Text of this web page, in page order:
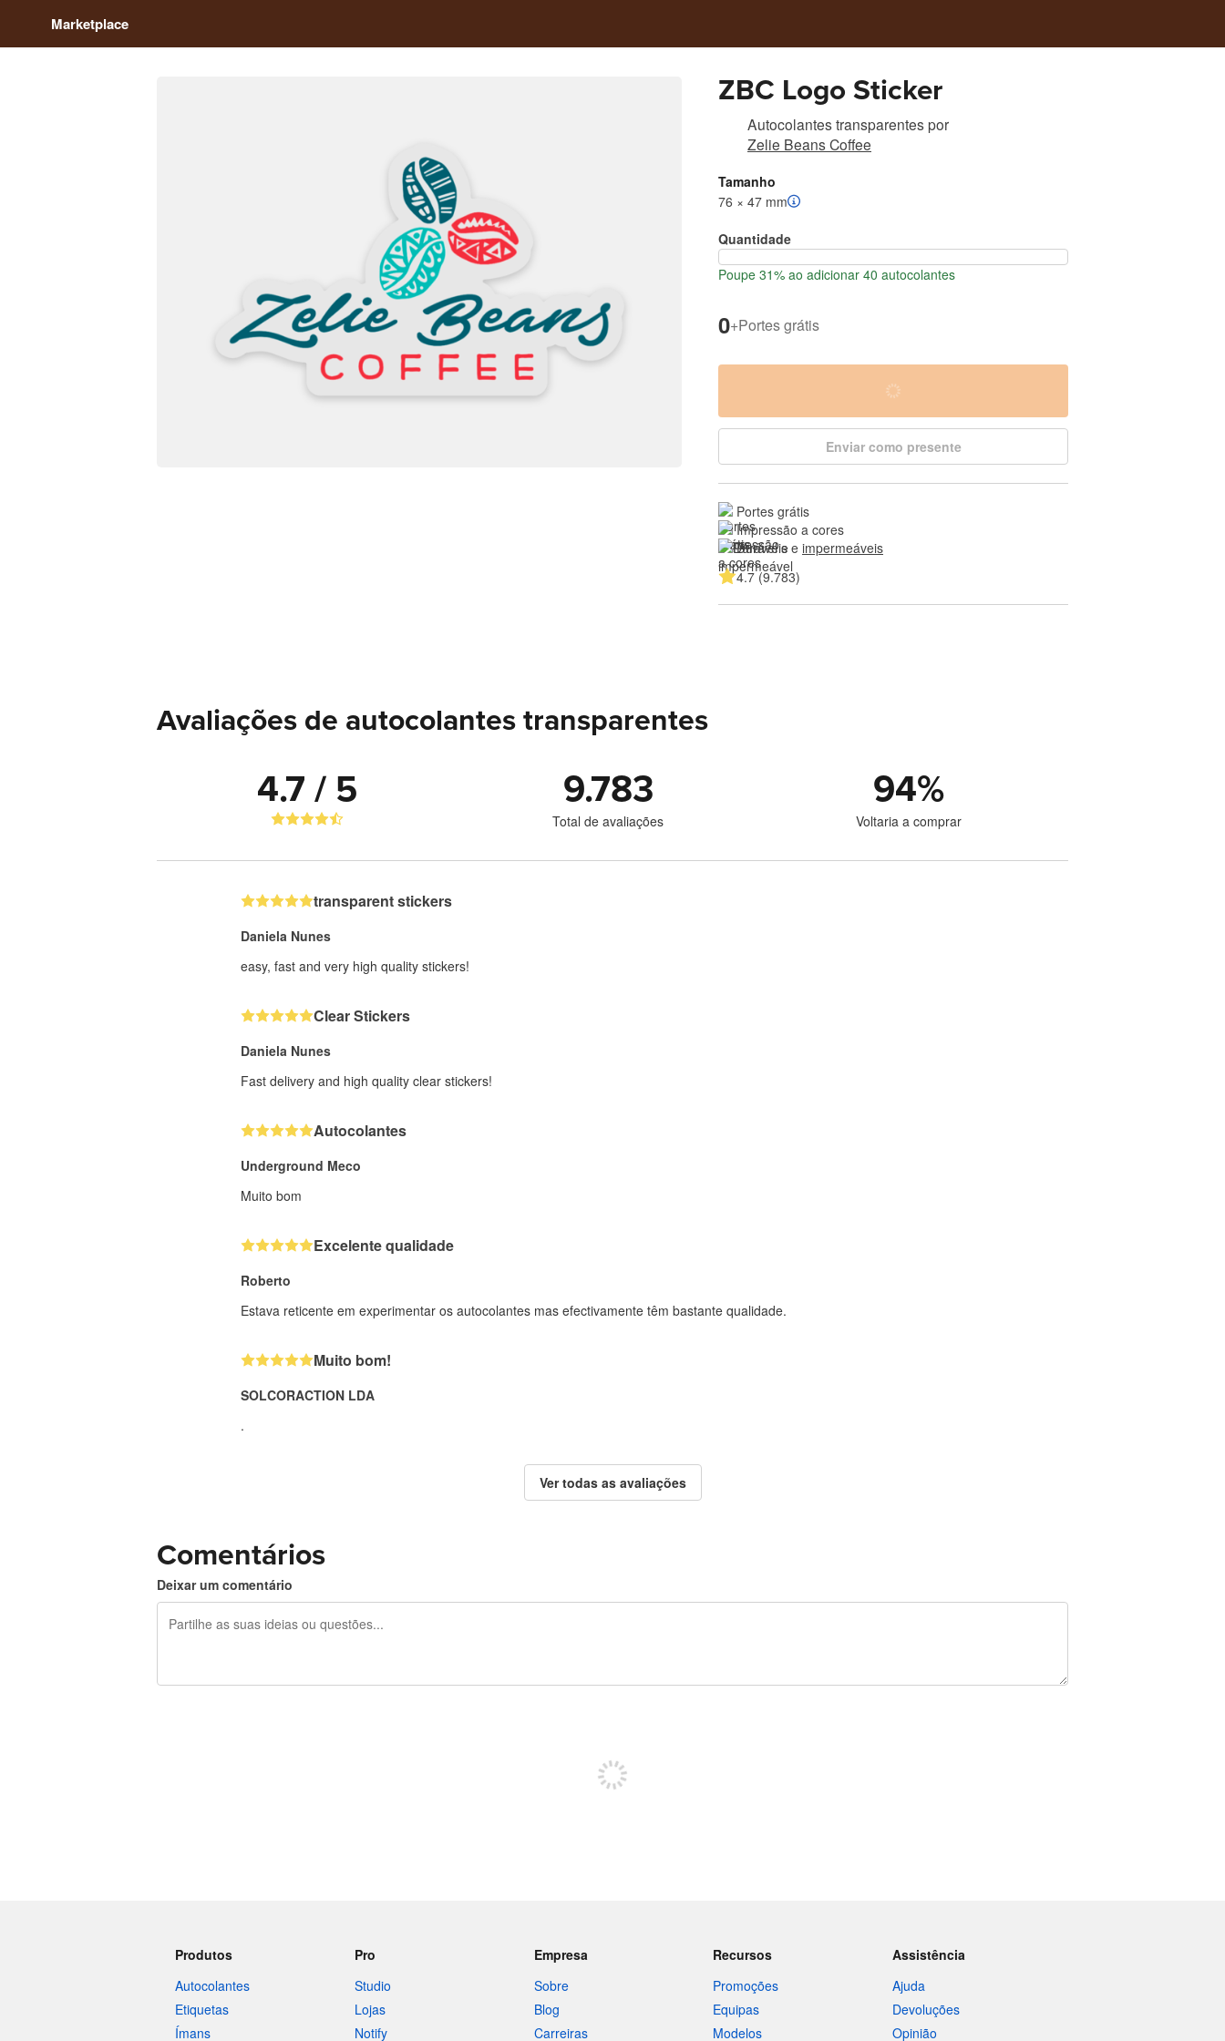
Marketplace
ZBC Logo Sticker
Autocolantes transparentespor
Zelie Beans Coffee
Tamanho
76 × 47 mm
Quantidade
Poupe 31% ao adicionar 40 autocolantes
0+Portes grátis
Enviar como presente
Portes grátis
Impressão a cores
Duráveis e impermeáveis
4.7 (9.783)
Avaliações de autocolantes transparentes
4.7 / 5 9.783
Total de avaliações
94%
Voltaria a comprar
transparent stickers
Daniela Nunes
easy, fast and very high quality stickers!
Clear Stickers
Daniela Nunes
Fast delivery and high quality clear stickers!
Autocolantes
Underground Meco
Muito bom
Excelente qualidade
Roberto
Estava reticente em experimentar os autocolantes mas efectivamente têm bastante qualidade.
Muito bom!
SOLCORACTION LDA
.
Ver todas as avaliações
Comentários
Deixar um comentário
Produtos
Autocolantes
Etiquetas
Ímans
Pro
Studio
Lojas
Notify
Empresa
Sobre
Blog
Carreiras
Recursos
Promoções
Equipas
Modelos
Assistência
Ajuda
Devoluções
Opinião